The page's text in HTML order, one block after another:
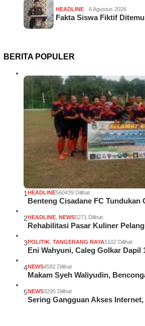
HEADLINE 6 Agustus 2026
Fakta Siswa Fiktif
BERITA POPULER
1 HEADLINE560439 Dilihat
Benteng Cisadane FC
2HEADLINE NEWS5271 Dilihat
Rehabilitasi Pasar Kuliner
3POLITIK TANGERANG RAYA5102 Dilihat
Eni Wahyuni, Caleg Golkar
4NEWS4582 Dilihat
Makam Syeh Waliyudin,
5NEWS3295 Dilihat
Sering Gangguan Akses